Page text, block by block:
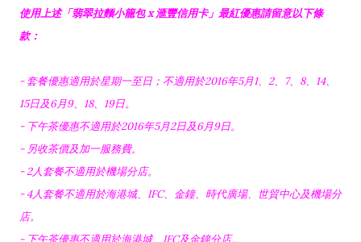
使用上述「翡翠拉麵小籠包 x 滙豐信用卡」最紅優惠請留意以下條
款：
- 套餐優惠適用於星期一至日；不適用於2016年5月1、2、7、8、14、
15日及6月9、18、19日。
- 下午茶優惠不適用於2016年5月2日及6月9日。
- 另收茶價及加一服務費。
- 2人套餐不適用於機場分店。
- 4人套餐不適用於海港城、IFC、金鐘、時代廣場、世貿中心及機場分
店。